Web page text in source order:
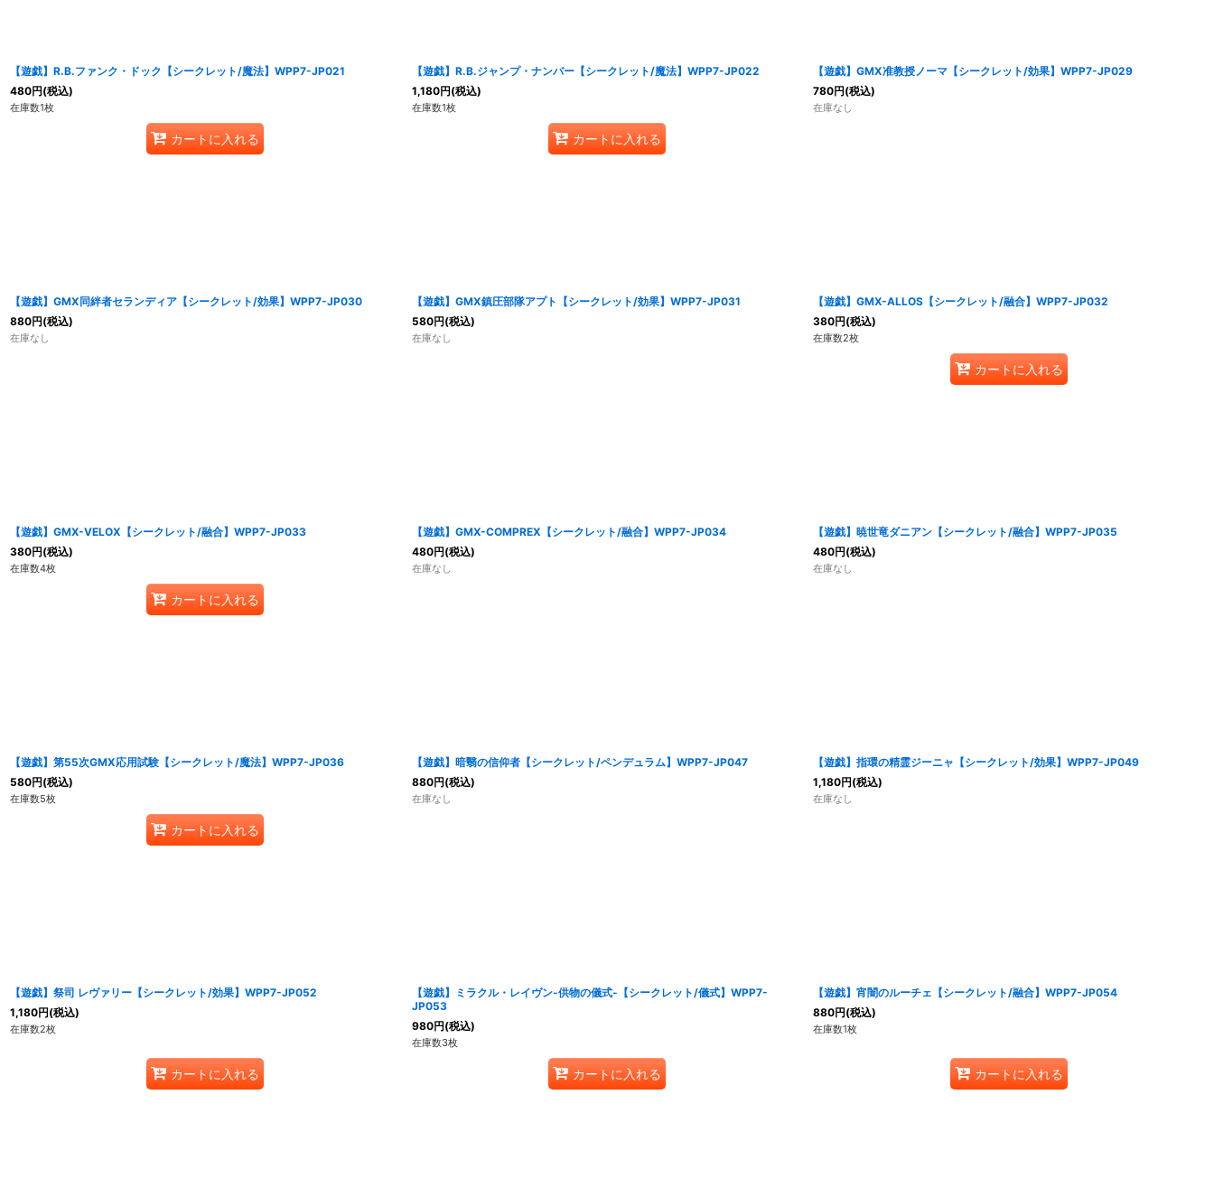
【遊戯】R.B.ファンク・ドック【シークレット/魔法】WPP7-JP021
480円(税込)
在庫数1枚
カートに入れる
【遊戯】R.B.ジャンプ・ナンバー【シークレット/魔法】WPP7-JP022
1,180円(税込)
在庫数1枚
カートに入れる
【遊戯】GMX准教授ノーマ【シークレット/効果】WPP7-JP029
780円(税込)
在庫なし
【遊戯】GMX同絆者セランディア【シークレット/効果】WPP7-JP030
880円(税込)
在庫なし
【遊戯】GMX鎮圧部隊アプト【シークレット/効果】WPP7-JP031
580円(税込)
在庫なし
【遊戯】GMX-ALLOS【シークレット/融合】WPP7-JP032
380円(税込)
在庫数2枚
カートに入れる
【遊戯】GMX-VELOX【シークレット/融合】WPP7-JP033
380円(税込)
在庫数4枚
カートに入れる
【遊戯】GMX-COMPREX【シークレット/融合】WPP7-JP034
480円(税込)
在庫なし
【遊戯】暁世竜ダニアン【シークレット/融合】WPP7-JP035
480円(税込)
在庫なし
【遊戯】第55次GMX応用試験【シークレット/魔法】WPP7-JP036
580円(税込)
在庫数5枚
カートに入れる
【遊戯】暗翳の信仰者【シークレット/ペンデュラム】WPP7-JP047
880円(税込)
在庫なし
【遊戯】指環の精霊ジーニャ【シークレット/効果】WPP7-JP049
1,180円(税込)
在庫なし
【遊戯】祭司 レヴァリー【シークレット/効果】WPP7-JP052
1,180円(税込)
在庫数2枚
カートに入れる
【遊戯】ミラクル・レイヴン-供物の儀式-【シークレット/儀式】WPP7-
JP053
980円(税込)
在庫数3枚
カートに入れる
【遊戯】宵闇のルーチェ【シークレット/融合】WPP7-JP054
880円(税込)
在庫数1枚
カートに入れる